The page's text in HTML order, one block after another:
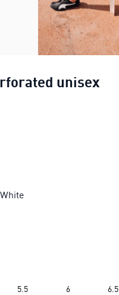
unisex
Mostro Perforated
5.5 6 6.5